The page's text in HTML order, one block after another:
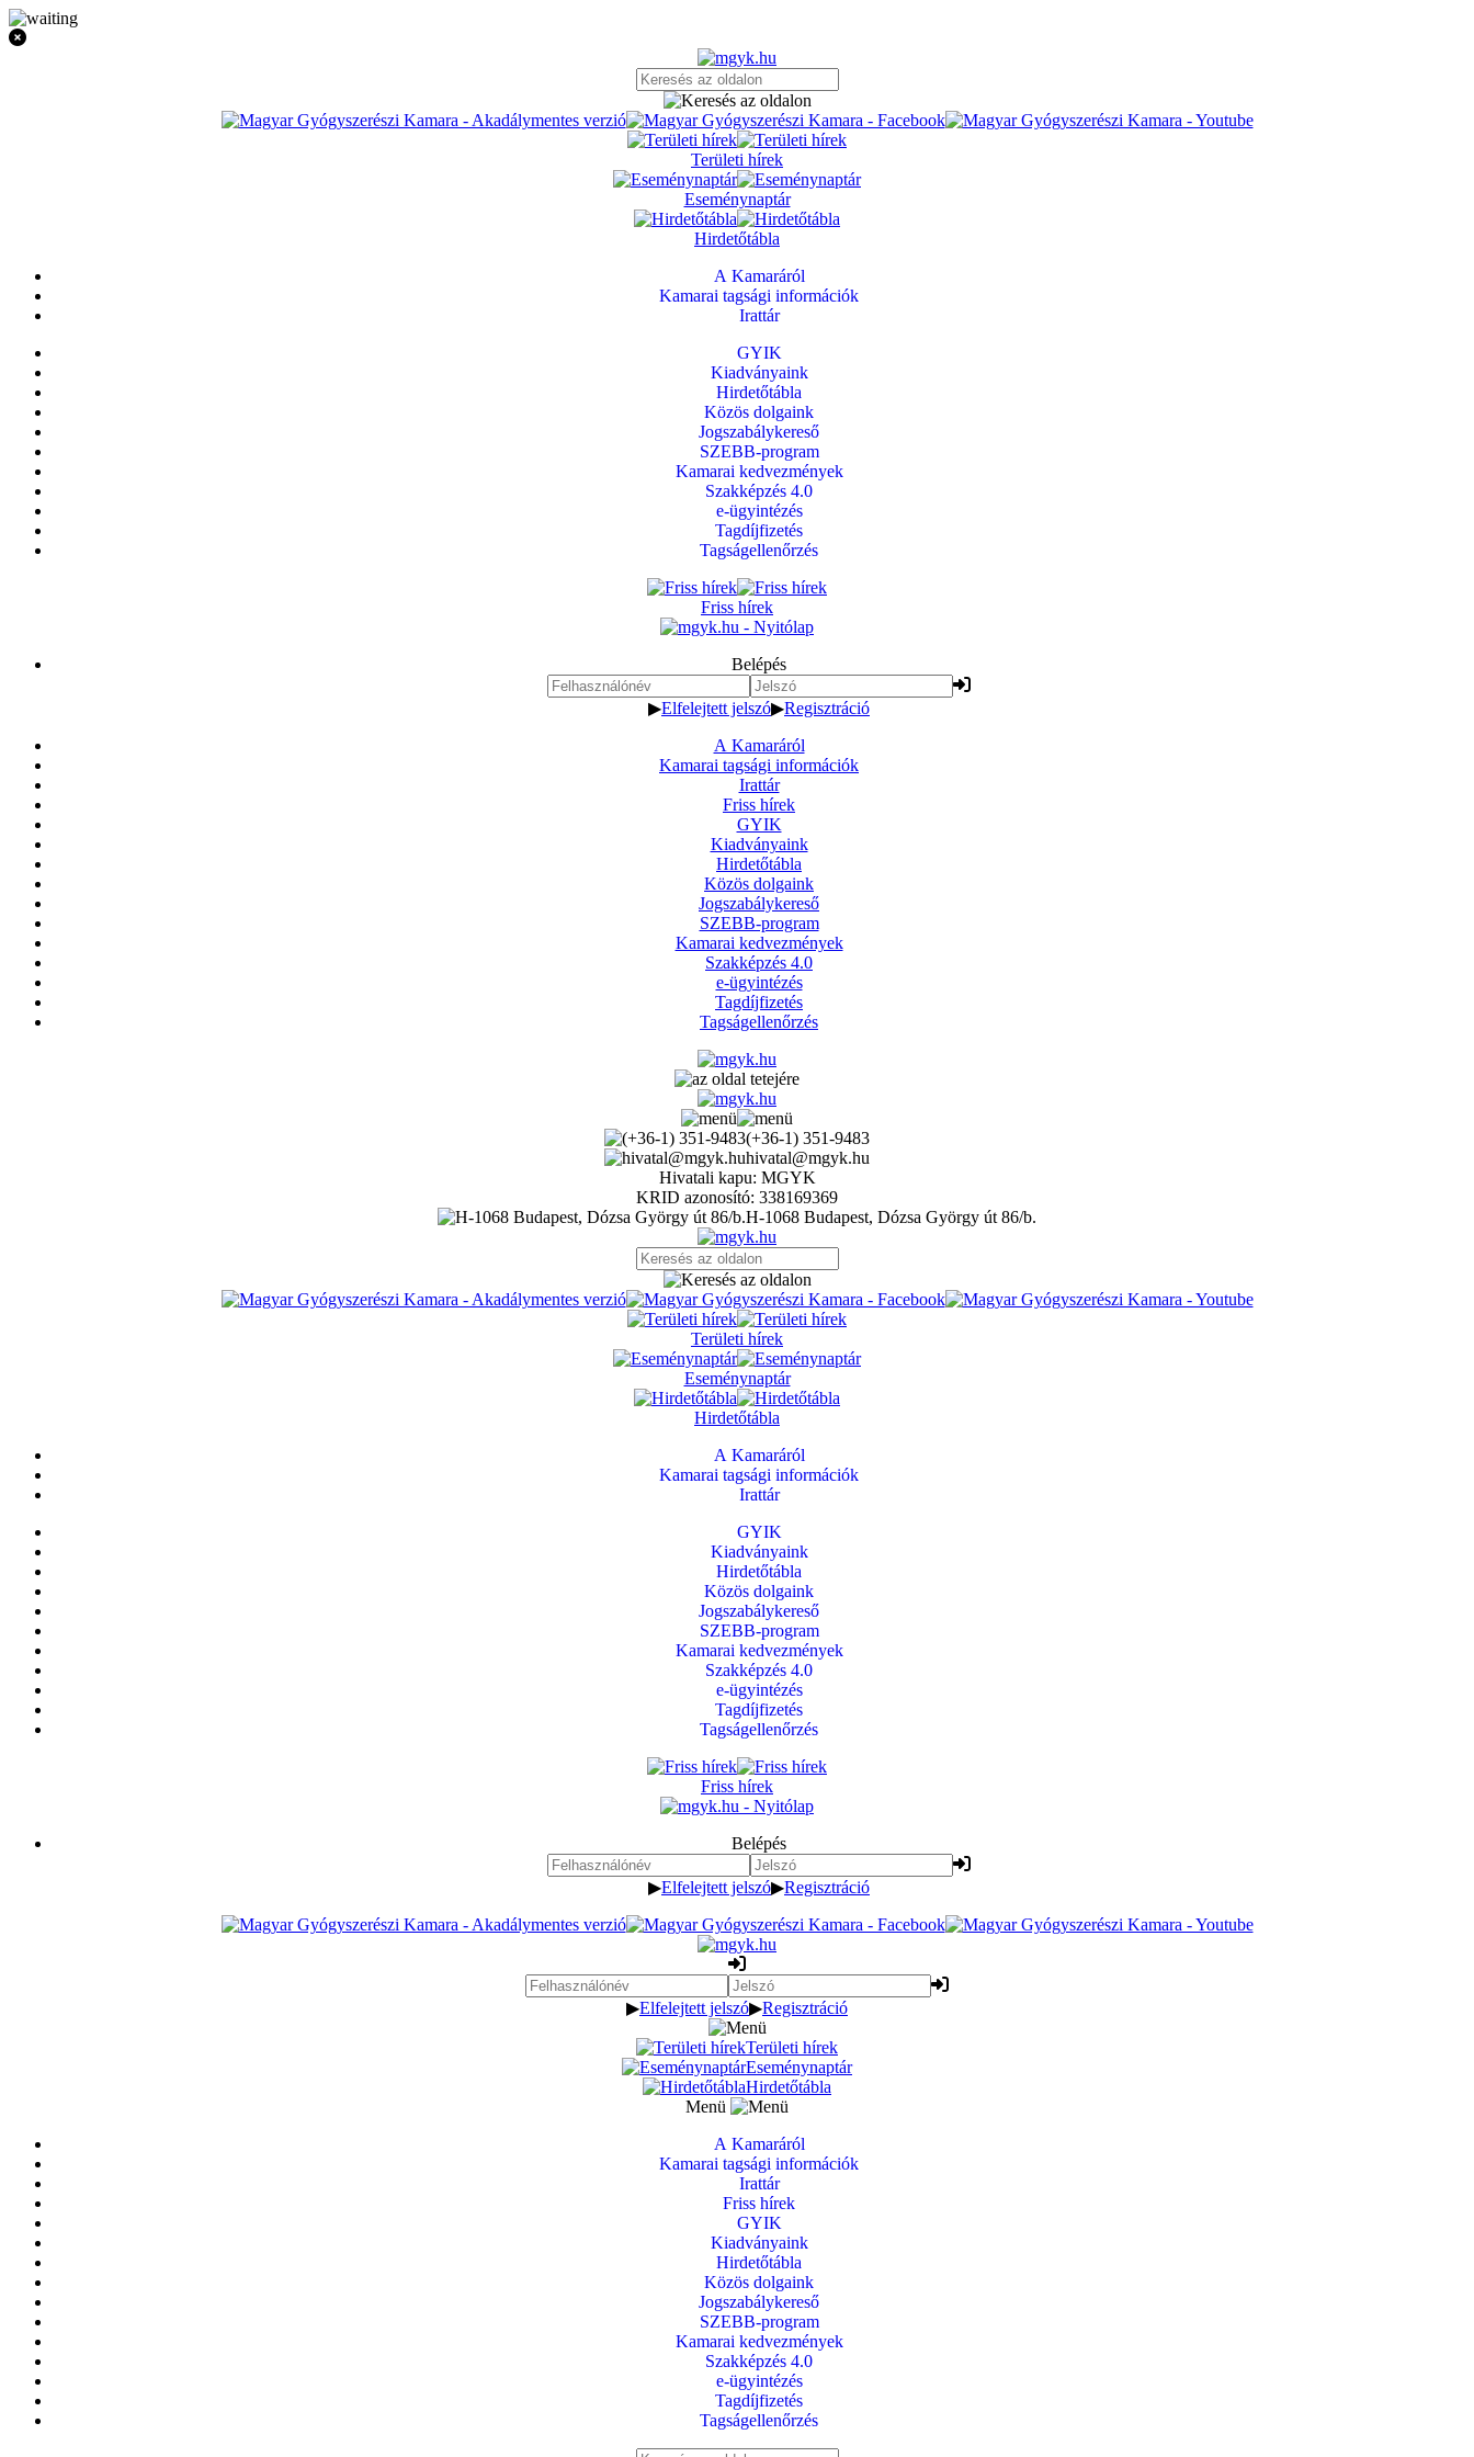
Területi hírek
Eseménynaptár
Hirdetőtábla
A Kamaráról
Kamarai tagsági információk
Irattár
GYIK
Kiadványaink
Hirdetőtábla
Közös dolgaink
Jogszabálykereső
SZEBB-program
Kamarai kedvezmények
Szakképzés 4.0
e-ügyintézés
Tagdíjfizetés
Tagságellenőrzés
Friss hírek
Belépés
▶Elfelejtett jelszó▶Regisztráció
A Kamaráról
Kamarai tagsági információk
Irattár
Friss hírek
GYIK
Kiadványaink
Hirdetőtábla
Közös dolgaink
Jogszabálykereső
SZEBB-program
Kamarai kedvezmények
Szakképzés 4.0
e-ügyintézés
Tagdíjfizetés
Tagságellenőrzés
(+36-1) 351-9483
hivatal@mgyk.hu
Hivatali kapu: MGYK
KRID azonosító: 338169369
H-1068 Budapest, Dózsa György út 86/b.
Területi hírek
Eseménynaptár
Hirdetőtábla
A Kamaráról
Kamarai tagsági információk
Irattár
GYIK
Kiadványaink
Hirdetőtábla
Közös dolgaink
Jogszabálykereső
SZEBB-program
Kamarai kedvezmények
Szakképzés 4.0
e-ügyintézés
Tagdíjfizetés
Tagságellenőrzés
Friss hírek
Belépés
▶Elfelejtett jelszó▶Regisztráció
▶Elfelejtett jelszó▶Regisztráció
Területi hírek
Eseménynaptár
Hirdetőtábla
Menü
A Kamaráról
Kamarai tagsági információk
Irattár
Friss hírek
GYIK
Kiadványaink
Hirdetőtábla
Közös dolgaink
Jogszabálykereső
SZEBB-program
Kamarai kedvezmények
Szakképzés 4.0
e-ügyintézés
Tagdíjfizetés
Tagságellenőrzés